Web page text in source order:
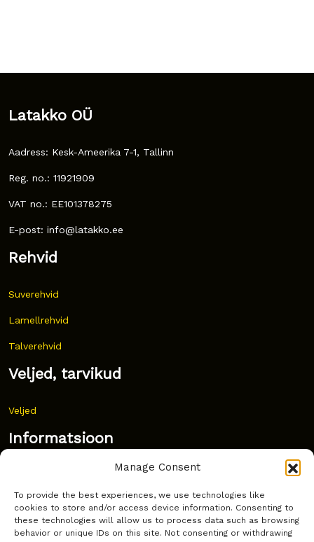
Manage Consent
To provide the best experiences, we use technologies like
cookies to store and/or access device information. Consenting to
these technologies will allow us to process data such as browsing
behavior or unique IDs on this site. Not consenting or withdrawing
Latakko OÜ
Aadress: Kesk-Ameerika 7-1, Tallinn
Reg. no.: 11921909
VAT no.: EE101378275
E-post: info@latakko.ee
Rehvid
Suverehvid
Lamellrehvid
Talverehvid
Veljed, tarvikud
Veljed
Informatsioon
Korduma kippuvad küsimused
Kust osta?